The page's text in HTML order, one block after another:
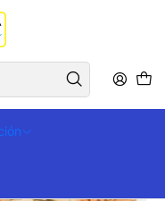
a $ 400.000
Savana